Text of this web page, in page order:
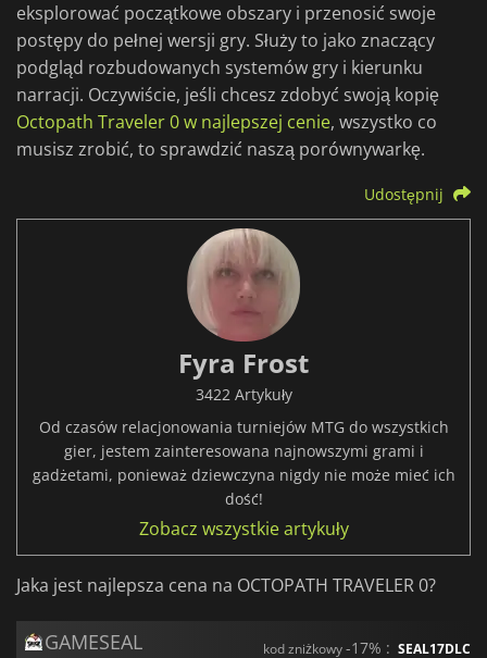
eksplorować początkowe obszary i przenosić swoje
postępy do pełnej wersji gry. Służy to jako znaczący
podgląd rozbudowanych systemów gry i kierunku
narracji. Oczywiście, jeśli chcesz zdobyć swoją kopię
Octopath Traveler 0 w najlepszej cenie, wszystko co
musisz zrobić, to sprawdzić naszą porównywarkę.
Udostępnij
Fyra Frost
3422 Artykuły
Od czasów relacjonowania turniejów MTG do wszystkich
gier, jestem zainteresowana najnowszymi grami i
gadżetami, ponieważ dziewczyna nigdy nie może mieć ich
dość!
Zobacz wszystkie artykuły
Jaka jest najlepsza cena na OCTOPATH TRAVELER 0?
GAMESEAL kod zniżkowy-17% : SEAL17DLC